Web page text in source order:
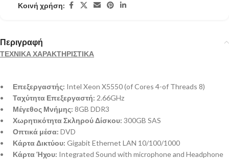
Κοινή χρήση:
Περιγραφή
ΤΕΧΝΙΚΑ ΧΑΡΑΚΤΗΡΙΣΤΙΚΑ
• Επεξεργαστής: Intel Xeon X5550 (of Cores 4-of Threads 8)
• Ταχύτητα Επεξεργαστή: 2.66GHz
• Μέγεθος Μνήμης: 8GB DDR3
• Χωρητικότητα Σκληρού Δίσκου: 300GB SAS
• Οπτικά μέσα: DVD
• Κάρτα Δικτύου: Gigabit Ethernet LAN 10/100/1000
• Κάρτα Ήχου: Integrated Sound with microphone and Headphone